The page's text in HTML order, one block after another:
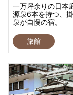
一万坪余りの日本
源泉6本を持つ、
泉が自慢の宿。
旅館